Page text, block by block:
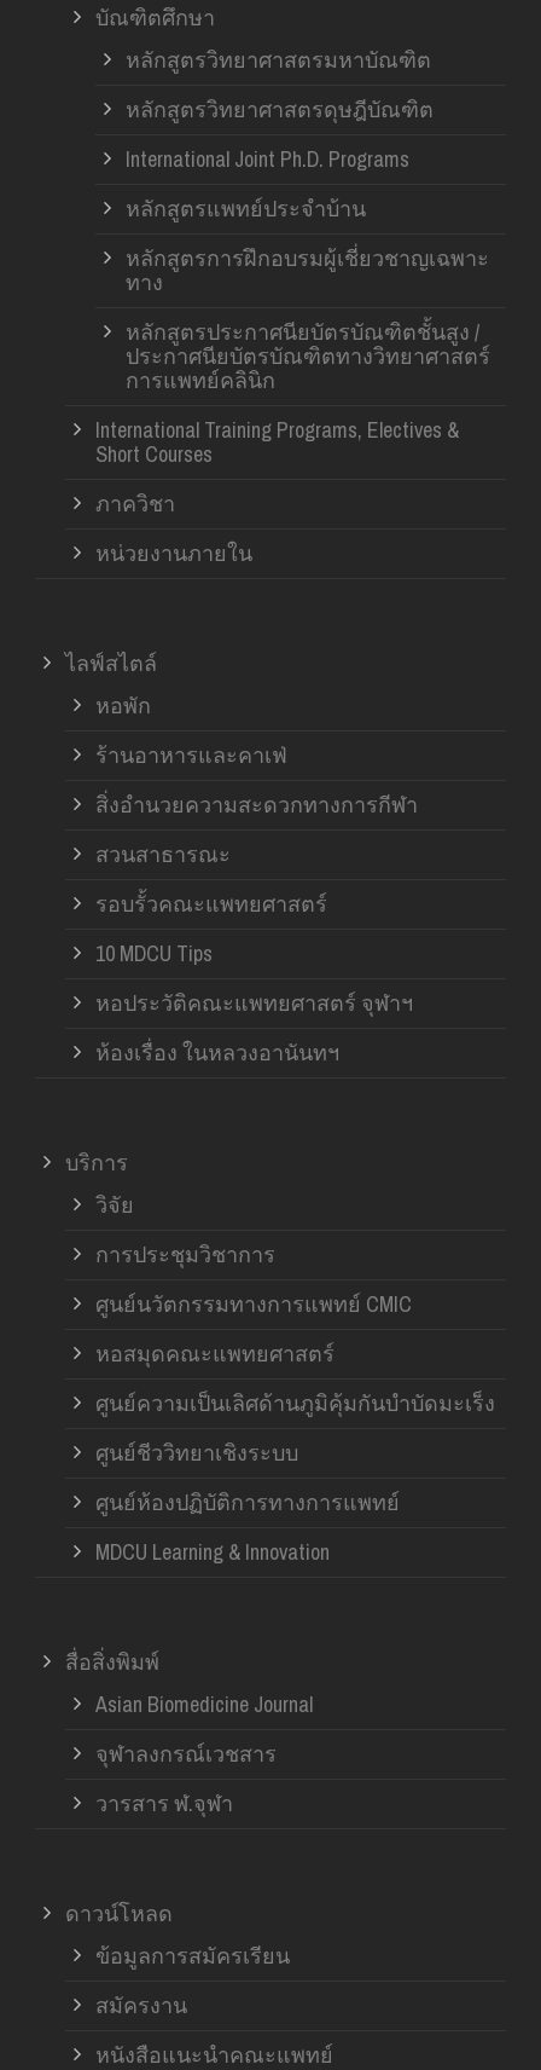
บัณฑิตศึกษา
หลักสูตรวิทยาศาสตรมหาบัณฑิต
หลักสูตรวิทยาศาสตรดุษฎีบัณฑิต
International Joint Ph.D. Programs
หลักสูตรแพทย์ประจำบ้าน
หลักสูตรการฝึกอบรมผู้เชี่ยวชาญเฉพาะ
ทาง
หลักสูตรประกาศนียบัตรบัณฑิตชั้นสูง /
ประกาศนียบัตรบัณฑิตทางวิทยาศาสตร์
การแพทย์คลินิก
International Training Programs, Electives &
Short Courses
ภาควิชา
หน่วยงานภายใน
ไลฟ์สไตล์
หอพัก
ร้านอาหารและคาเฟ่
สิ่งอำนวยความสะดวกทางการกีฬา
สวนสาธารณะ
รอบรั้วคณะแพทยศาสตร์
10 MDCU Tips
หอประวัติคณะแพทยศาสตร์ จุฬาฯ
ห้องเรื่อง ในหลวงอานันทฯ
บริการ
วิจัย
การประชุมวิชาการ
ศูนย์นวัตกรรมทางการแพทย์ CMIC
หอสมุดคณะแพทยศาสตร์
ศูนย์ความเป็นเลิศด้านภูมิคุ้มกันบำบัดมะเร็ง
ศูนย์ชีววิทยาเชิงระบบ
ศูนย์ห้องปฏิบัติการทางการแพทย์
MDCU Learning & Innovation
สื่อสิ่งพิมพ์
Asian Biomedicine Journal
จุฬาลงกรณ์เวชสาร
วารสาร ฬ.จุฬา
ดาวน์โหลด
ข้อมูลการสมัครเรียน
สมัครงาน
หนังสือแนะนำคณะแพทย์